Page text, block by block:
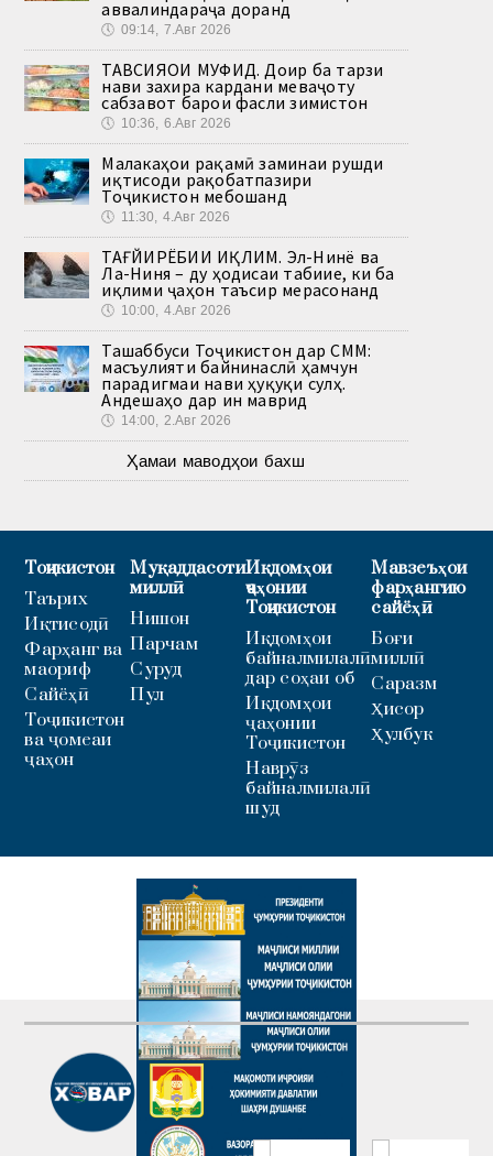
аввалиндараҷа доранд
🕔 09:14, 7.Авг 2026
ТАВСИЯҲОИ МУФИД. Доир ба тарзи
нави захира кардани меваҷоту
сабзавот барои фасли зимистон
🕔 10:36, 6.Авг 2026
Малакаҳои рақамӣ заминаи рушди
иқтисоди рақобатпазири
Тоҷикистон мебошанд
🕔 11:30, 4.Авг 2026
ТАҒЙИРЁБИИ ИҚЛИМ. Эл-Нинё ва
Ла-Ниня – ду ҳодисаи табиие, ки ба
иқлими ҷаҳон таъсир мерасонанд
🕔 10:00, 4.Авг 2026
Ташаббуси Тоҷикистон дар СММ:
масъулияти байнинаслӣ ҳамчун
парадигмаи нави ҳуқуқи сулҳ.
Андешаҳо дар ин маврид
🕔 14:00, 2.Авг 2026
Ҳамаи маводҳои бахш
Тоҷикистон
Таърих
Иқтисодӣ
Фарҳанг ва
маориф
Сайёҳӣ
Тоҷикистон
ва ҷомеаи
ҷаҳон
Муқаддасоти
миллӣ
Нишон
Парчам
Суруд
Пул
Иқдомҳои
ҷаҳонии
Тоҷикистон
Иқдомҳои
байналмилалӣ
дар соҳаи об
Иқдомҳои
ҷаҳонии
Тоҷикистон
Наврӯз
байналмилалӣ
шуд
Мавзеъҳои
фарҳангию
сайёҳӣ
Боғи
миллӣ
Саразм
Ҳисор
Ҳулбук